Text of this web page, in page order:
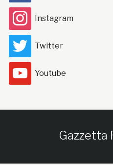
Instagram
Twitter
Youtube
Gazzetta